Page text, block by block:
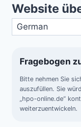
Website
Fragebogen
Bitte nehmen Sie
auszufüllen. Sie
„hpo-online.de“
weiterzuentwickeln.